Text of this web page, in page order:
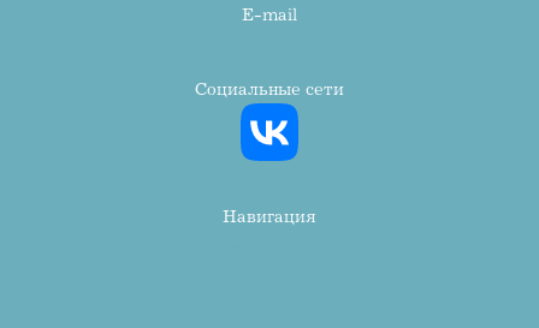
E-mail
Социальные сети
Навигация